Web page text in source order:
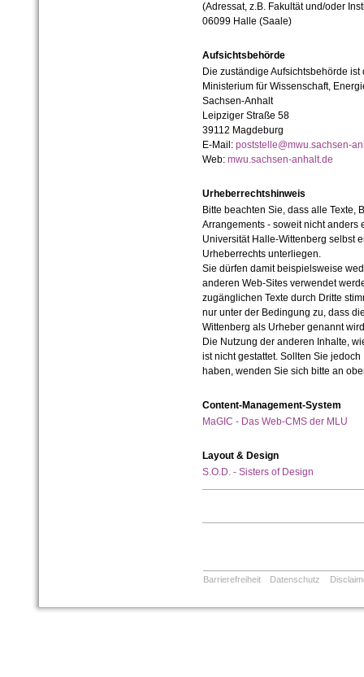
(Adressat, z.B. Fakultät und/oder
06099 Halle (Saale)
Aufsichtsbehörde
Die zuständige Aufsichtsbehörde ist
Ministerium für Wissenschaft,
Sachsen-Anhalt
Leipziger Straße 58
39112 Magdeburg
E-Mail: poststelle@mwu.sachsen-
Web: mwu.sachsen-anhalt.de
Urheberrechtshinweis
Bitte beachten Sie, dass alle Texte,
Arrangements - soweit nicht anders
Universität Halle-Wittenberg selbst
Urheberrechts unterliegen.
Sie dürfen damit beispielsweise
anderen Web-Sites verwendet
zugänglichen Texte durch Dritte
nur unter der Bedingung zu, dass
Wittenberg als Urheber genannt
Die Nutzung der anderen Inhalte,
ist nicht gestattet. Sollten Sie
haben, wenden Sie sich bitte an
Content-Management-System
MaGIC - Das Web-CMS der MLU
Layout & Design
S.O.D. - Sisters of Design
Barrierefreiheit Datenschutz